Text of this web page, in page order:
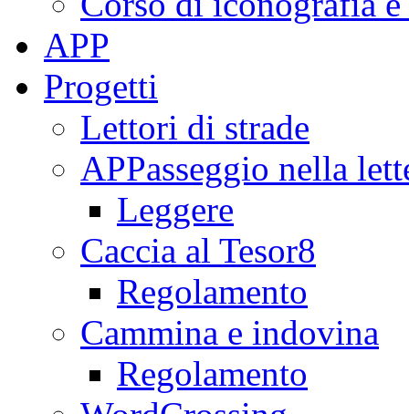
APP
Progetti
Lettori di strade
APPasseggio nella
Leggere
Caccia al Tesor8
Regolamento
Cammina e indovina
Regolamento